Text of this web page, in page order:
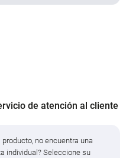
de atención al cliente
no encuentra una
individual? Seleccione su